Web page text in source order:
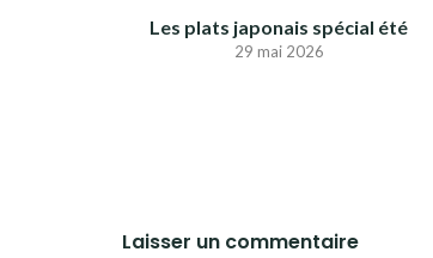
Les plats japonais spécial été
29 mai 2026
Laisser un commentaire